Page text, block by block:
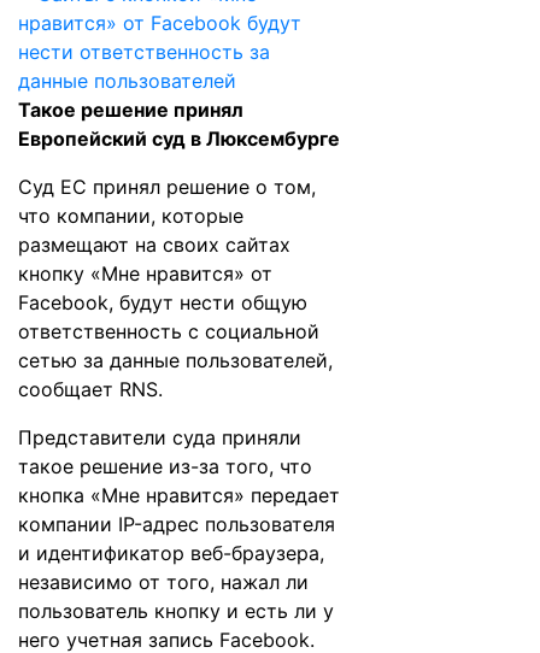
Такое решение принял
Европейский суд в Люксембурге
Суд ЕС принял решение о том,
что компании, которые
размещают на своих сайтах
кнопку «Мне нравится» от
Facebook, будут нести общую
ответственность с социальной
сетью за данные пользователей,
сообщает RNS.
Представители суда приняли
такое решение из-за того, что
кнопка «Мне нравится» передает
компании IP-адрес пользователя
и идентификатор веб-браузера,
независимо от того, нажал ли
пользователь кнопку и есть ли у
него учетная запись Facebook.